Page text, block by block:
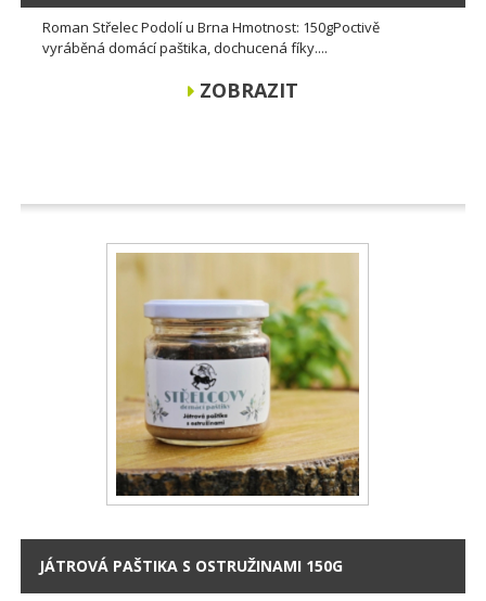
Roman Střelec Podolí u Brna Hmotnost: 150gPoctivě
vyráběná domácí paštika, dochucená fíky....
ZOBRAZIT
JÁTROVÁ PAŠTIKA S OSTRUŽINAMI 150G